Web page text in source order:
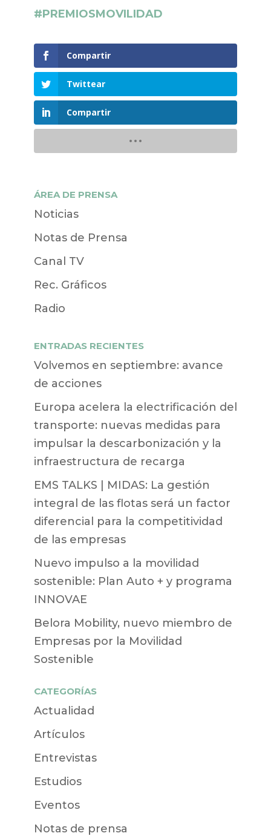
#PREMIOSMOVILIDAD
Compartir
Twittear
Compartir
ÁREA DE PRENSA
Noticias
Notas de Prensa
Canal TV
Rec. Gráficos
Radio
ENTRADAS RECIENTES
Volvemos en septiembre: avance
de acciones
Europa acelera la electrificación del
transporte: nuevas medidas para
impulsar la descarbonización y la
infraestructura de recarga
EMS TALKS | MIDAS: La gestión
integral de las flotas será un factor
diferencial para la competitividad
de las empresas
Nuevo impulso a la movilidad
sostenible: Plan Auto + y programa
INNOVAE
Belora Mobility, nuevo miembro de
Empresas por la Movilidad
Sostenible
CATEGORÍAS
Actualidad
Artículos
Entrevistas
Estudios
Eventos
Notas de prensa